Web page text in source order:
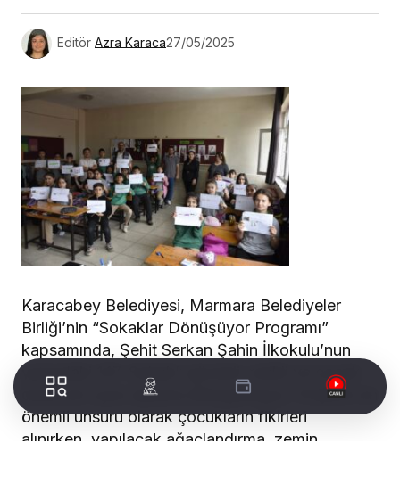
Editör Azra Karaca27/05/2025
Karacabey Belediyesi, Marmara Belediyeler
Birliği’nin “Sokaklar Dönüşüyor Programı”
kapsamında, Şehit Serkan Şahin İlkokulu’nun
yanındaki 147. Sokak’ı güvenli, renkli ve çocuk
dostu bir oyun alanına dönüştürüyor. Projenin en
önemli unsuru olarak çocukların fikirleri
alınırken, yapılacak ağaçlandırma, zemin